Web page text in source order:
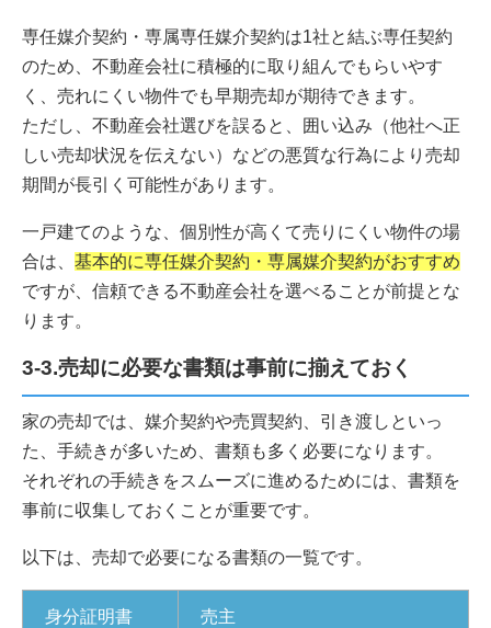
専任媒介契約・専属専任媒介契約は1社と結ぶ専任契約
のため、不動産会社に積極的に取り組んでもらいやす
く、売れにくい物件でも早期売却が期待できます。
ただし、不動産会社選びを誤ると、囲い込み（他社へ正
しい売却状況を伝えない）などの悪質な行為により売却
期間が長引く可能性があります。
一戸建てのような、個別性が高くて売りにくい物件の場
合は、 基本的に専任媒介契約・専属媒介契約がおすすめ
ですが、信頼できる不動産会社を選べることが前提とな
ります。
3-3.売却に必要な書類は事前に揃えておく
家の売却では、媒介契約や売買契約、引き渡しといっ
た、手続きが多いため、書類も多く必要になります。
それぞれの手続きをスムーズに進めるためには、書類を
事前に収集しておくことが重要です。
以下は、売却で必要になる書類の一覧です。
身分証明書 売主